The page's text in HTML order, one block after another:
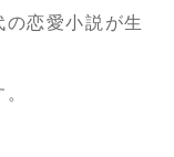
恋愛小説が生